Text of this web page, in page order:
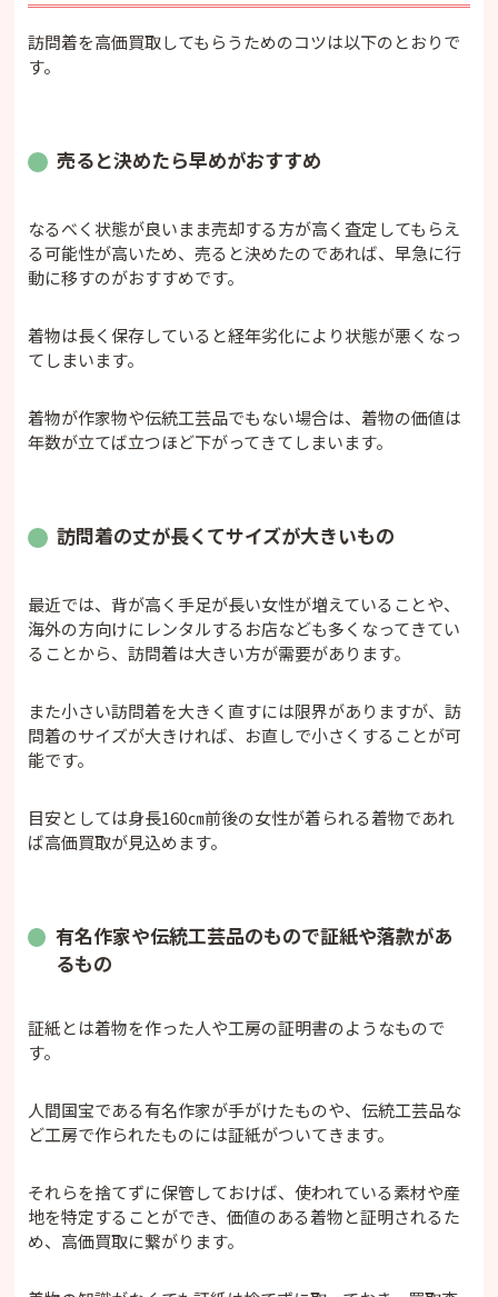
訪問着を高価買取してもらうためのコツは以下のとおりで
す。
売ると決めたら早めがおすすめ
なるべく状態が良いまま売却する方が高く査定してもらえ
る可能性が高いため、売ると決めたのであれば、早急に行
動に移すのがおすすめです。
着物は長く保存していると経年劣化により状態が悪くなっ
てしまいます。
着物が作家物や伝統工芸品でもない場合は、着物の価値は
年数が立てば立つほど下がってきてしまいます。
訪問着の丈が長くてサイズが大きいもの
最近では、背が高く手足が長い女性が増えていることや、
海外の方向けにレンタルするお店なども多くなってきてい
ることから、訪問着は大きい方が需要があります。
また小さい訪問着を大きく直すには限界がありますが、訪
問着のサイズが大きければ、お直しで小さくすることが可
能です。
目安としては身長160㎝前後の女性が着られる着物であれ
ば高価買取が見込めます。
有名作家や伝統工芸品のもので証紙や落款があ
るもの
証紙とは着物を作った人や工房の証明書のようなもので
す。
人間国宝である有名作家が手がけたものや、伝統工芸品な
ど工房で作られたものには証紙がついてきます。
それらを捨てずに保管しておけば、使われている素材や産
地を特定することができ、価値のある着物と証明されるた
め、高価買取に繋がります。